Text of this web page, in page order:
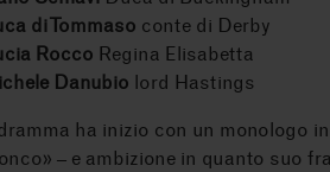
di Tommaso conte di Derby
Rocco Regina Elisabetta
Danubio lord Hastings
ha inizio con un monologo
– e ambizione in quanto suo